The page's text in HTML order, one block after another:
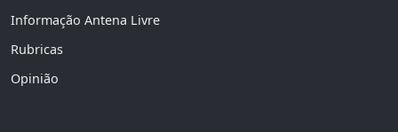
Informação Antena Livre
Rubricas
Opinião